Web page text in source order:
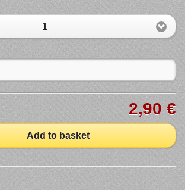
1
2,90 €
Add to basket